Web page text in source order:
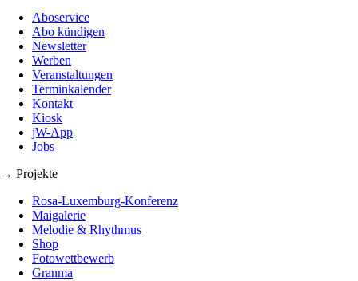
Aboservice
Abo kündigen
Newsletter
Werben
Veranstaltungen
Terminkalender
Kontakt
Kiosk
jW-App
Jobs
→ Projekte
Rosa-Luxemburg-Konferenz
Maigalerie
Melodie & Rhythmus
Shop
Fotowettbewerb
Granma